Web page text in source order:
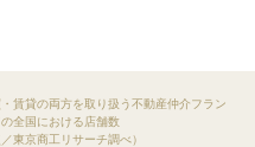
賃貸の両方を取り扱う不動産仲介フラン
全国における店舗数
東京商工リサーチ調べ）